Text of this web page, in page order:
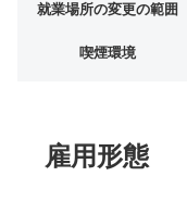
就業場所の変更の範囲
喫煙環境
雇用形態